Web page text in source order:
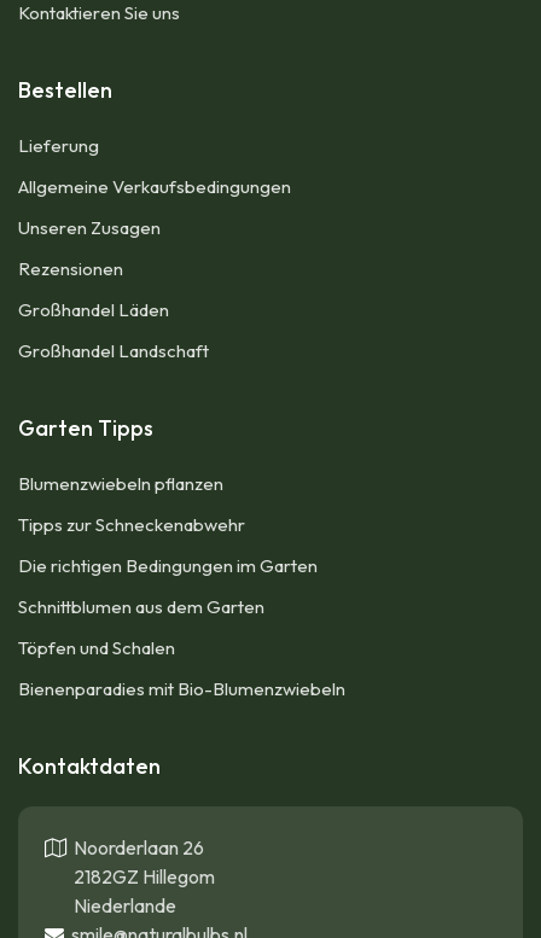
Kontaktieren Sie uns
Bestellen
Lieferung
Allgemeine Verkaufsbedingungen​
Unseren Zusagen
Rezensionen
Großhandel Läden
Großhandel Landschaft
Garten Tipps
Blumenzwiebeln pflanzen​
Tipps zur Schneckenabwehr
Die richtigen Bedingungen im Garten
Schnittblumen aus dem Garten
Töpfen und Schalen
Bienenparadies mit Bio-Blumenzwiebeln
Kontaktdaten
Noorderlaan 26
2182GZ Hillegom
Niederlande